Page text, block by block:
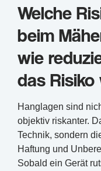
Welche
beim
wie
das Risiko
Hanglagen sind
objektiv riskanter.
Technik, sondern
Haftung und
Sobald ein Gerät